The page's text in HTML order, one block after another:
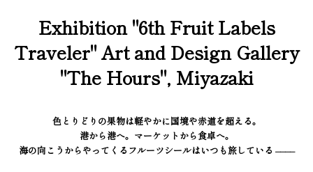
Exhibition "6th Fruit Labels
Traveler" Art and Design Gallery
"The Hours", Miyazaki
色とりどりの果物は軽やかに国境や赤道を超える。
港から港へ。マーケットから食卓へ。
海の向こうからやってくるフルーツシールはいつも旅している ––––